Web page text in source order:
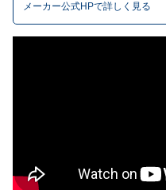
メーカー公式HPで詳しく見る